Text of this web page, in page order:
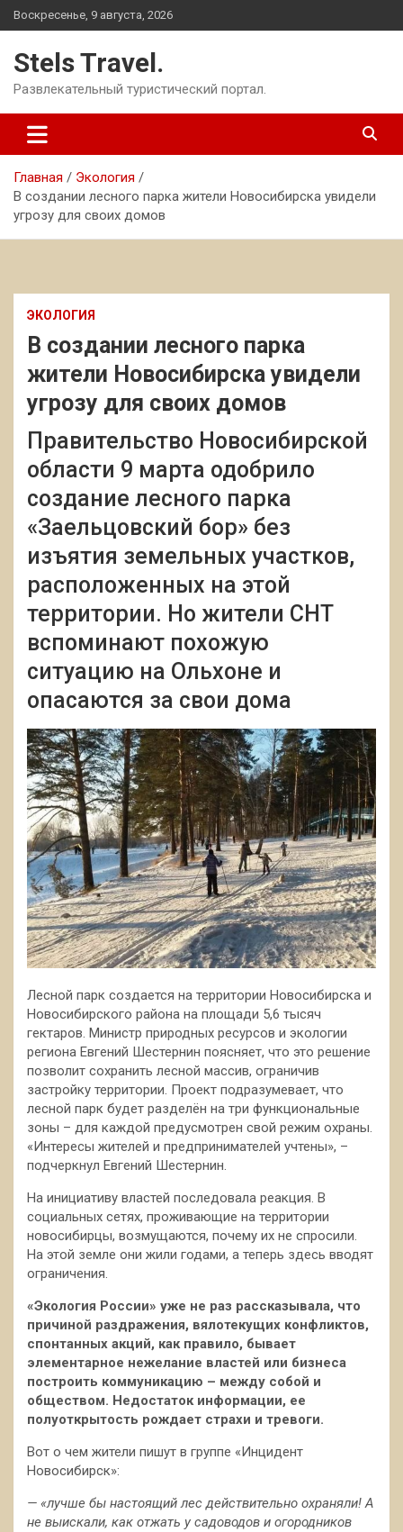
Перейти
к
Воскресенье, 9 августа, 2026
Stels Travel.
Развлекательный туристический портал.
Главная
Экология
В создании лесного парка жители Новосибирска увидели
угрозу для своих домов
ЭКОЛОГИЯ
В создании лесного парка
жители Новосибирска увидели
угрозу для своих домов
Правительство Новосибирской
области 9 марта одобрило
создание лесного парка
«Заельцовский бор» без
изъятия земельных участков,
расположенных на этой
территории. Но жители СНТ
вспоминают похожую
ситуацию на Ольхоне и
опасаются за свои дома
Лесной парк создается на территории Новосибирска и
Новосибирского района на площади 5,6 тысяч
гектаров. Министр природных ресурсов и экологии
региона Евгений Шестернин поясняет, что это решение
позволит сохранить лесной массив, ограничив
застройку территории. Проект подразумевает, что
лесной парк будет разделён на три функциональные
зоны – для каждой предусмотрен свой режим охраны.
«Интересы жителей и предпринимателей учтены», –
подчеркнул Евгений Шестернин.
На инициативу властей последовала реакция. В
социальных сетях, проживающие на территории
новосибирцы, возмущаются, почему их не спросили.
На этой земле они жили годами, а теперь здесь вводят
ограничения.
«Экология России» уже не раз рассказывала, что
причиной раздражения, вялотекущих конфликтов,
спонтанных акций, как правило, бывает
элементарное нежелание властей или бизнеса
построить коммуникацию – между собой и
обществом. Недостаток информации, ее
полуоткрытость рождает страхи и тревоги.
Вот о чем жители пишут в группе «Инцидент
Новосибирск»:
— «лучше бы настоящий лес действительно охраняли! А
не выискали, как отжать у садоводов и огородников